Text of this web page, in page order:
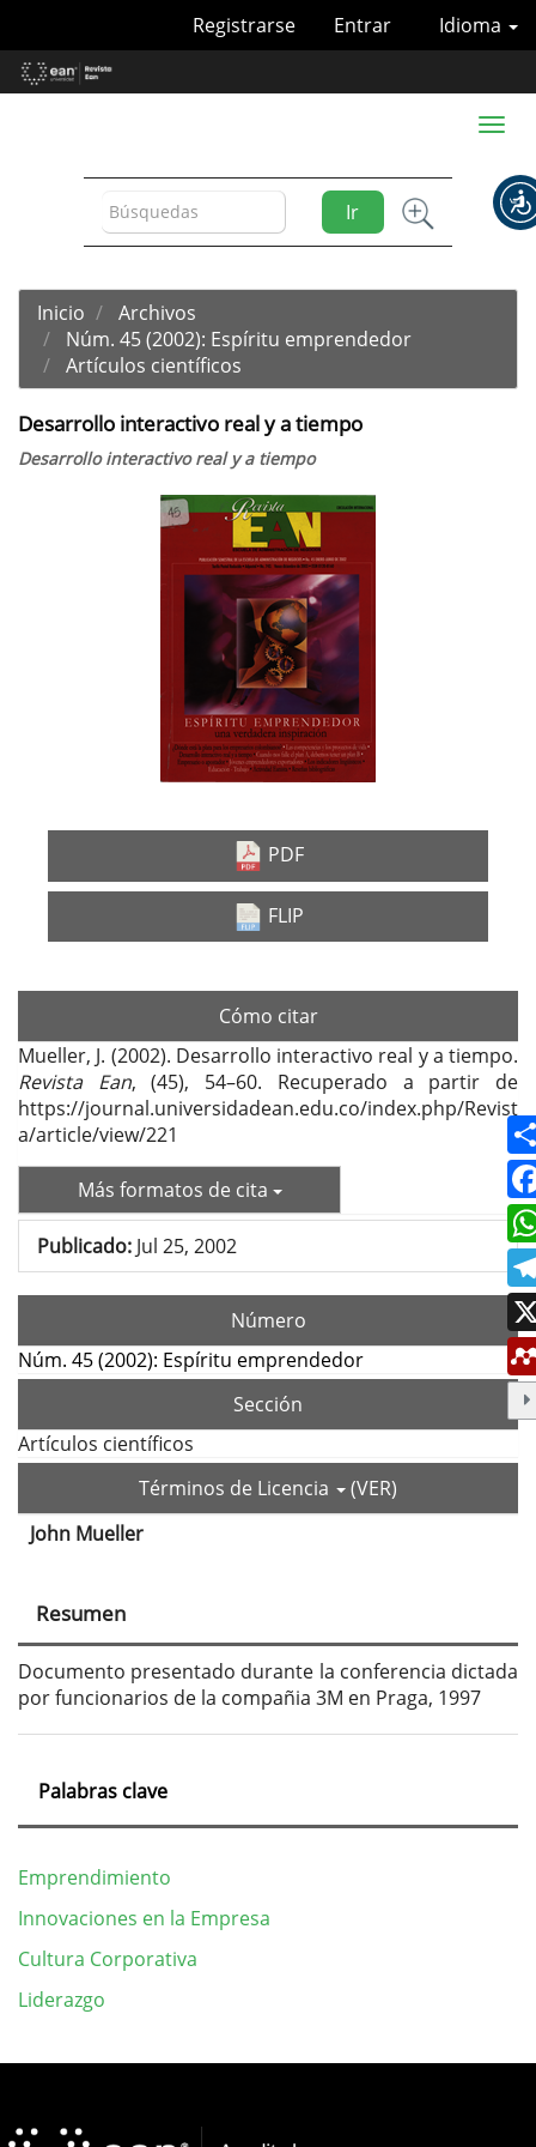
Contenido
principal
Idioma
Registrarse Entrar
Ir
Toggle
Inicio
Archivos
Núm. 45 (2002): Espíritu emprendedor
Artículos científicos
Desarrollo interactivo real y a tiempo
Desarrollo interactivo real y a tiempo
PDF
FLIP
Cómo citar
Mueller, J. (2002). Desarrollo interactivo real y a tiempo.
Revista Ean, (45), 54–60. Recuperado a partir de
https://journal.universidadean.edu.co/index.php/Revist
a/article/view/221
Más formatos de cita
Publicado: Jul 25, 2002
Número
Núm. 45 (2002): Espíritu emprendedor
Sección
Artículos científicos
Términos de Licencia
(VER)
Contenido
principal
del
artículo
John Mueller
Resumen
Documento presentado durante la conferencia dictada
por funcionarios de la compañia 3M en Praga, 1997
Palabras clave
Emprendimiento
Innovaciones en la Empresa
Cultura Corporativa
Liderazgo
Detalles